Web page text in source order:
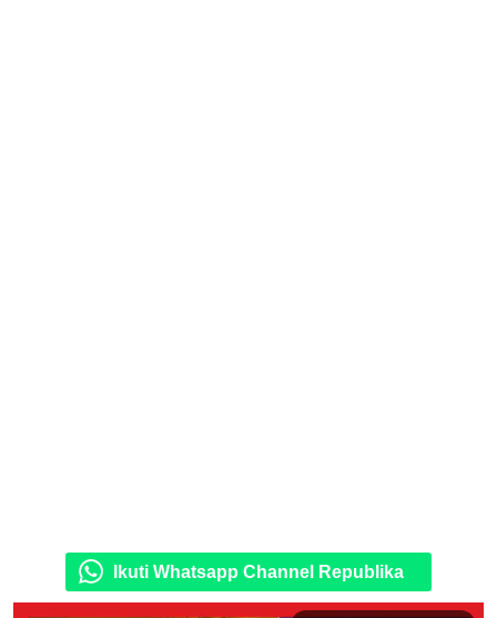
Ikuti Whatsapp Channel Republika